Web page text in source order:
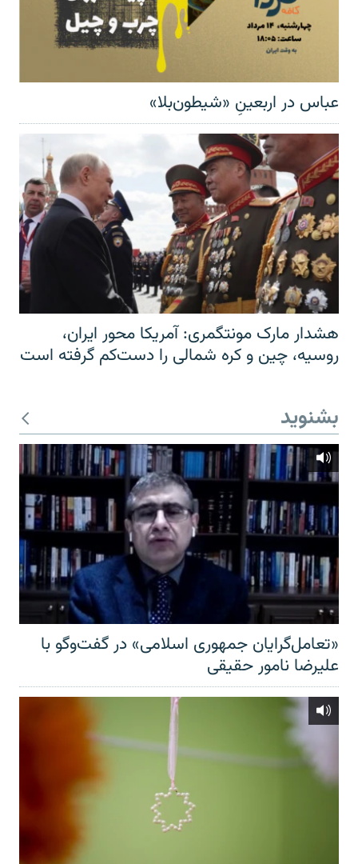
عباس در اربعینِ «شیطون‌بلا»
هشدار مارک مونتگمری: آمریکا محور ایران،
روسیه، چین و کره شمالی را دست‌کم گرفته است
بشنوید
«تعامل‌گرایان جمهوری اسلامی» در گفت‌وگو با
علیرضا نامور حقیقی